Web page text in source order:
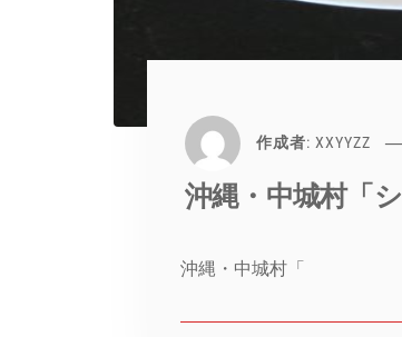
作成者: XXYYZZ
沖縄・中城村「
沖縄・中城村「